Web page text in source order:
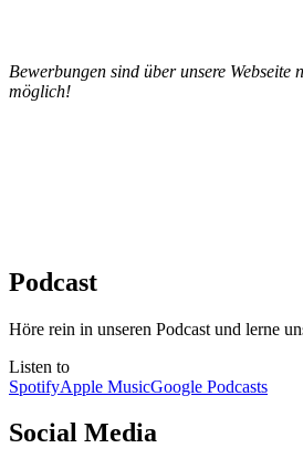
Bewerbungen sind über unsere Webseite
möglich!
Podcast
Höre rein in unseren Podcast und lerne
Listen to
SpotifyApple MusicGoogle Podcasts
Social Media